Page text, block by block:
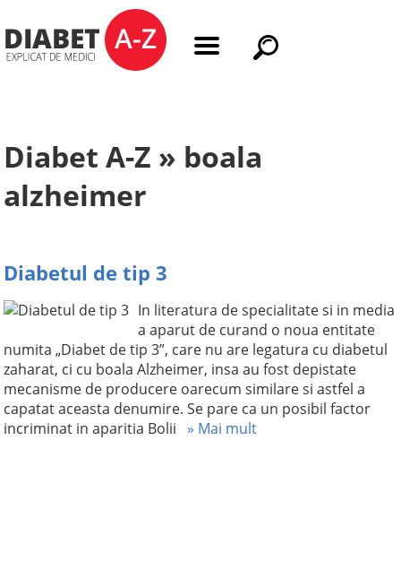
Diabet A-Z » boala
alzheimer
Diabetul de tip 3
In literatura de specialitate si in media
a aparut de curand o noua entitate
numita „Diabet de tip 3”, care nu are legatura cu diabetul
zaharat, ci cu boala Alzheimer, insa au fost depistate
mecanisme de producere oarecum similare si astfel a
capatat aceasta denumire. Se pare ca un posibil factor
incriminat in aparitia Bolii » Mai mult